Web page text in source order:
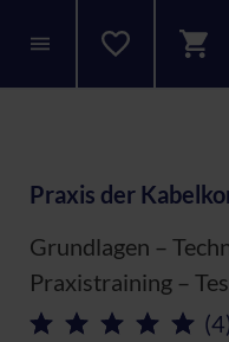
Praxis der
Grundlagen –
Praxistraining –